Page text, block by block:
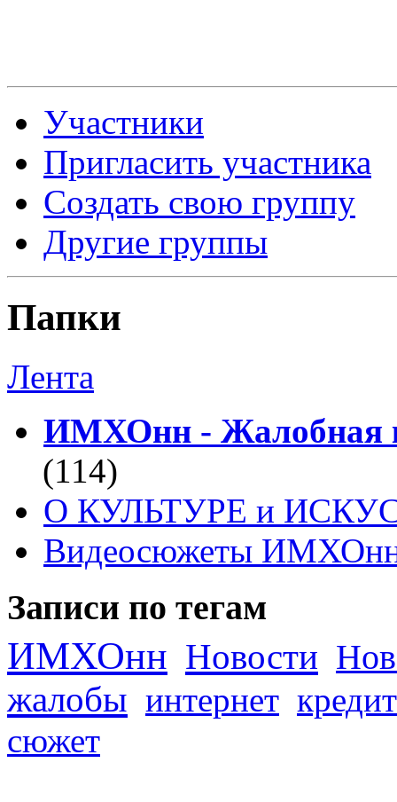
Участники
Пригласить участника
Создать свою группу
Другие группы
Папки
Лента
ИМХОнн - Жалобная
(114)
О КУЛЬТУРЕ и
Видеосюжеты
Записи по тегам
ИМХОнн Новости
жалобы интернет кредит
сюжет